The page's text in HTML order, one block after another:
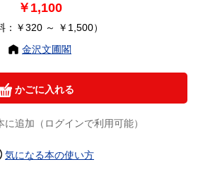
￥1,100
：￥320 ～ ￥1,500）
金沢文圃閣
かごに入れる
に追加（ログインで利用可能）
気になる本の使い方